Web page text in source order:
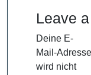
Leave
Deine E-
Mail-Adresse
wird nicht